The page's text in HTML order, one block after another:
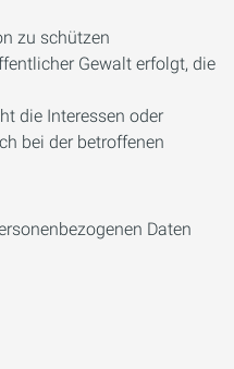
zu schützen
Gewalt erfolgt, die
die Interessen oder
bei der betroffenen
Daten